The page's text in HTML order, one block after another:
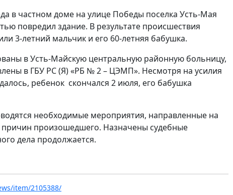
в частном доме на улице Победы поселка Усть-Мая
повредил здание. В результате происшествия
3-летний мальчик и его 60-летняя бабушка.
в Усть-Майскую центральную районную больницу,
в ГБУ РС (Я) «РБ № 2 – ЦЭМП». Несмотря на усилия
ребенок скончался 2 июля, его бабушка
необходимые мероприятия, направленные на
причин произошедшего. Назначены судебные
дела продолжается.
item/2105388/